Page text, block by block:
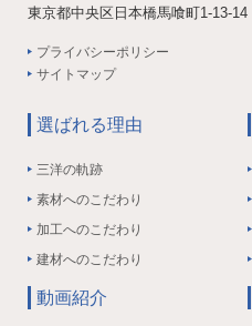
東京都中央区日本橋馬喰町1-13-14
プライバシーポリシー
サイトマップ
選ばれる理由
三洋の軌跡
素材へのこだわり
加工へのこだわり
建材へのこだわり
動画紹介